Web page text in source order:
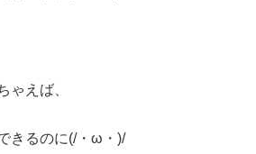
ゃえば、
きるのに(/・ω・)/